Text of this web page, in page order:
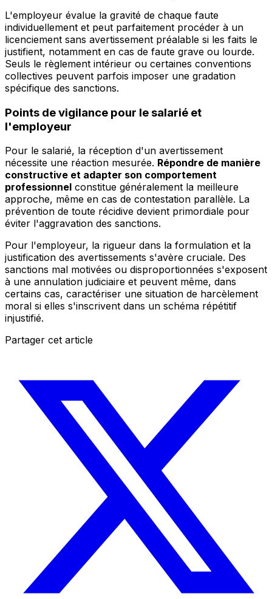
L'employeur évalue la gravité de chaque faute
individuellement et peut parfaitement procéder à un
licenciement sans avertissement préalable si les faits le
justifient, notamment en cas de faute grave ou lourde.
Seuls le règlement intérieur ou certaines conventions
collectives peuvent parfois imposer une gradation
spécifique des sanctions.
Points de vigilance pour le salarié et
l'employeur
Pour le salarié, la réception d'un avertissement
nécessite une réaction mesurée. Répondre de manière
constructive et adapter son comportement
professionnel constitue généralement la meilleure
approche, même en cas de contestation parallèle. La
prévention de toute récidive devient primordiale pour
éviter l'aggravation des sanctions.
Pour l'employeur, la rigueur dans la formulation et la
justification des avertissements s'avère cruciale. Des
sanctions mal motivées ou disproportionnées s'exposent
à une annulation judiciaire et peuvent même, dans
certains cas, caractériser une situation de harcèlement
moral si elles s'inscrivent dans un schéma répétitif
injustifié.
Partager cet article